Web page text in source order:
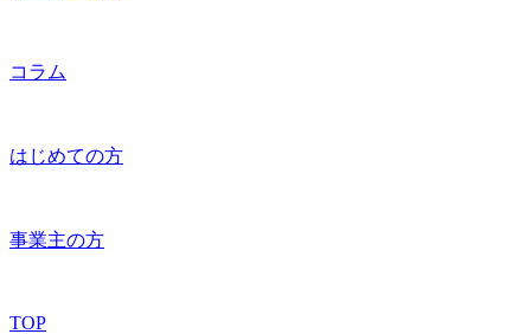
コラム
はじめての方
事業主の方
TOP